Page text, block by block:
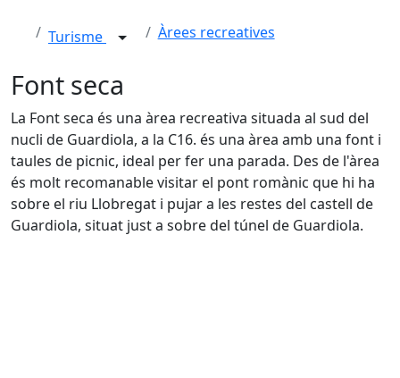
Turisme Àrees recreatives
Font seca
La Font seca és una àrea recreativa situada al sud del
nucli de Guardiola, a la C16. és una àrea amb una font i
taules de picnic, ideal per fer una parada. Des de l'àrea
és molt recomanable visitar el pont romànic que hi ha
sobre el riu Llobregat i pujar a les restes del castell de
Guardiola, situat just a sobre del túnel de Guardiola.